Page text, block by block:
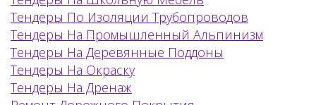
Тендеры По Изоляции Трубопроводов
Тендеры На Промышленный Альпинизм
Тендеры На Деревянные Поддоны
Тендеры На Окраску
Тендеры На Дренаж